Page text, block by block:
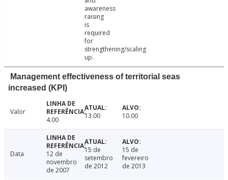
awareness
raising
is
required
for
strengthening/scaling
up.
Management effectiveness of territorial seas
increased (KPI)
Valor
4.00
13.00 10.00
Data
12 de
novembro
de 2007
15 de
setembro
de 2012
15 de
fevereiro
de 2013